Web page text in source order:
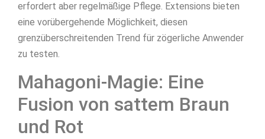
erfordert aber regelmäßige Pflege. Extensions bieten
eine vorübergehende Möglichkeit, diesen
grenzüberschreitenden Trend für zögerliche Anwender
zu testen.
Mahagoni-Magie: Eine
Fusion von sattem Braun
und Rot